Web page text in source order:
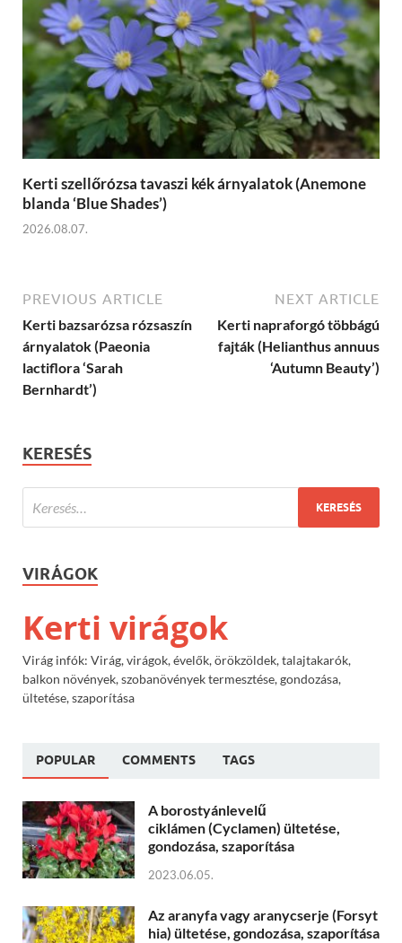
Kerti szellőrózsa tavaszi kék árnyalatok (Anemone
blanda ‘Blue Shades’)
2026.08.07.
PREVIOUS ARTICLE
Kerti bazsarózsa rózsaszín
árnyalatok (Paeonia
lactiflora ‘Sarah
Bernhardt’)
NEXT ARTICLE
Kerti napraforgó többágú
fajták (Helianthus annuus
‘Autumn Beauty’)
KERESÉS
VIRÁGOK
Kerti virágok
Virág infók: Virág, virágok, évelők, örökzöldek, talajtakarók,
balkon növények, szobanövények termesztése, gondozása,
ültetése, szaporítása
POPULAR COMMENTS TAGS
A borostyánlevelű
ciklámen (Cyclamen) ültetése,
gondozása, szaporítása
2023.06.05.
Az aranyfa vagy aranycserje (Forsyt
hia) ültetése, gondozása, szaporítása